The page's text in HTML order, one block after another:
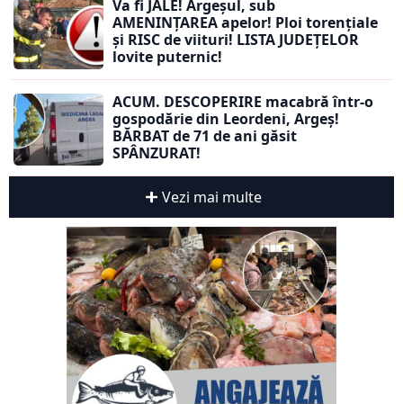
Va fi JALE! Argeșul, sub
AMENINȚAREA apelor! Ploi torențiale
și RISC de viituri! LISTA JUDEȚELOR
lovite puternic!
ACUM. DESCOPERIRE macabră într-o
gospodărie din Leordeni, Argeș!
BĂRBAT de 71 de ani găsit
SPÂNZURAT!
Vezi mai multe